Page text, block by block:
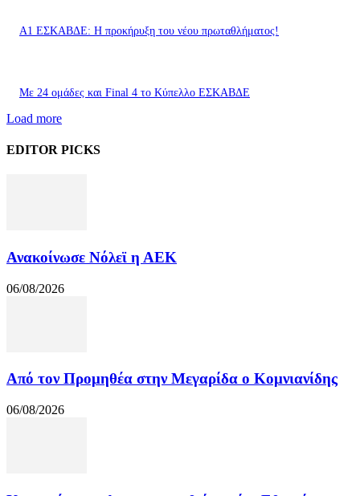
Α1 ΕΣΚΑΒΔΕ: Η προκήρυξη του νέου πρωταθλήματος!
Με 24 ομάδες και Final 4 το Κύπελλο ΕΣΚΑΒΔΕ
Load more
EDITOR PICKS
Ανακοίνωσε Νόλεϊ η ΑΕΚ
06/08/2026
Από τον Προμηθέα στην Μεγαρίδα ο Κομνιανίδης
06/08/2026